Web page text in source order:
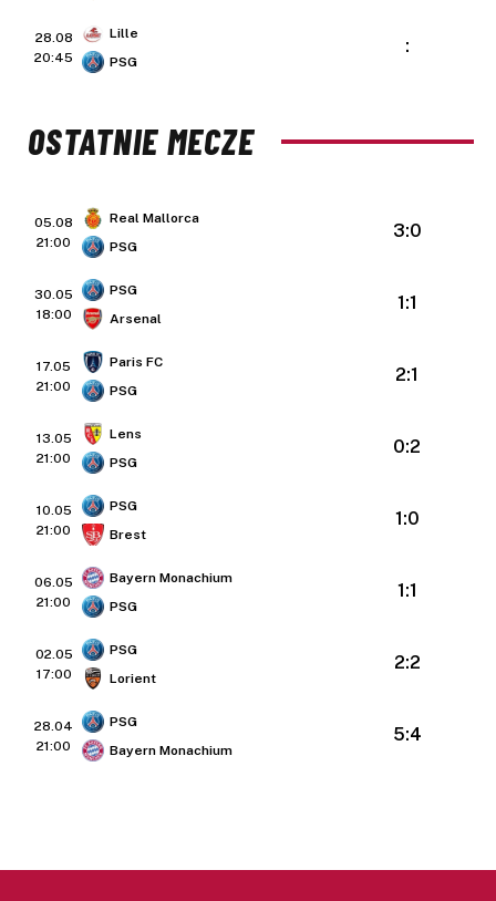
28.08
20:45
Lille
PSG
:
OSTATNIE MECZE
05.08
21:00
Real Mallorca
PSG
3:0
30.05
18:00
PSG
Arsenal
1:1
17.05
21:00
Paris FC
PSG
2:1
13.05
21:00
Lens
PSG
0:2
10.05
21:00
PSG
Brest
1:0
06.05
21:00
Bayern Monachium
PSG
1:1
02.05
17:00
PSG
Lorient
2:2
28.04
21:00
PSG
Bayern Monachium
5:4